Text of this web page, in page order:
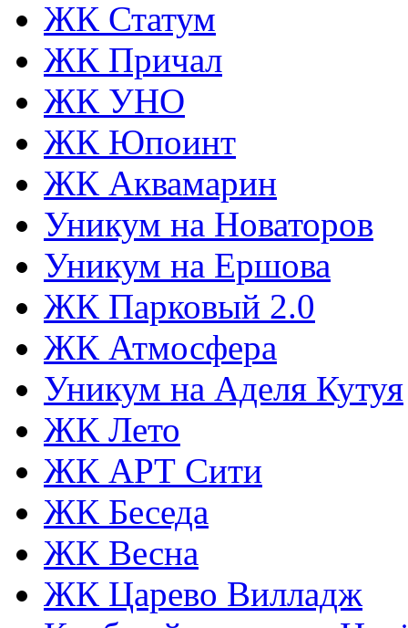
ЖК Статум
ЖК Причал
ЖК УНО
ЖК Юпоинт
ЖК Аквамарин
Уникум на Новаторов
Уникум на Ершова
ЖК Парковый 2.0
ЖК Атмосфера
Уникум на Аделя Кутуя
ЖК Лето
ЖК АРТ Сити
ЖК Беседа
ЖК Весна
ЖК Царево Вилладж